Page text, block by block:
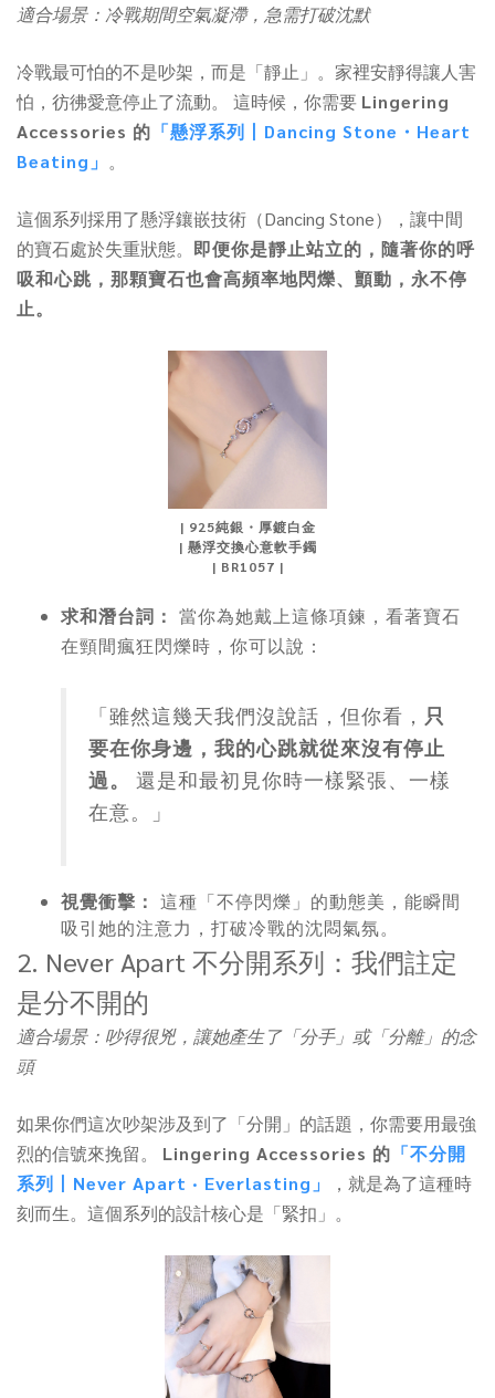
適合場景：冷戰期間空氣凝滯，急需打破沈默
冷戰最可怕的不是吵架，而是「靜止」。家裡安靜得讓人害
怕，彷彿愛意停止了流動。 這時候，你需要 Lingering
Accessories 的 「懸浮系列丨Dancing Stone・Heart
Beating」 。
這個系列採用了懸浮鑲嵌技術（Dancing Stone），讓中間
的寶石處於失重狀態。 即便你是靜止站立的，隨著你的呼
吸和心跳，那顆寶石也會高頻率地閃爍、顫動，永不停
止。
| 925純銀・厚鍍白金
| 懸浮交換心意軟手鐲
| BR1057 |
求和潛台詞： 當你為她戴上這條項鍊，看著寶石
在頸間瘋狂閃爍時，你可以說：
「雖然這幾天我們沒說話，但你看， 只
要在你身邊，我的心跳就從來沒有停止
過。
還是和最初見你時一樣緊張、一樣
在意。」
視覺衝擊： 這種「不停閃爍」的動態美，能瞬間
吸引她的注意力，打破冷戰的沈悶氣氛。
2. Never Apart 不分開系列：我們註定
是分不開的
適合場景：吵得很兇，讓她產生了「分手」或「分離」的念
頭
如果你們這次吵架涉及到了「分開」的話題，你需要用最強
烈的信號來挽留。 Lingering Accessories 的 「不分開
系列丨Never Apart · Everlasting」
，就是為了這種時
刻而生。這個系列的設計核心是「緊扣」。